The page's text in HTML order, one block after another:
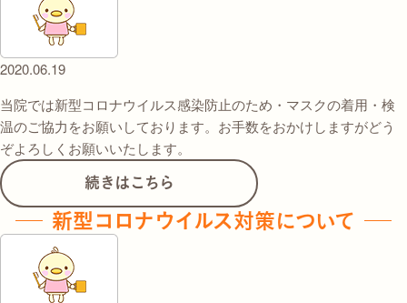
2020.06.19
当院では新型コロナウイルス感染防止のため・マスクの着用・検
温のご協力をお願いしております。お手数をおかけしますがどう
ぞよろしくお願いいたします。
続きはこちら
新型コロナウイルス対策について